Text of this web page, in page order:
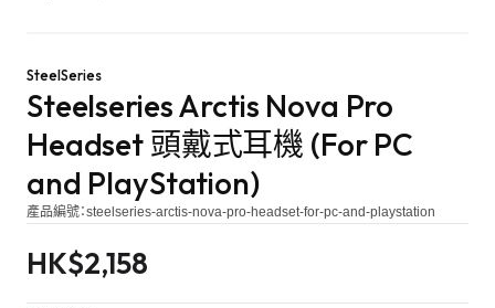
SteelSeries
Steelseries Arctis Nova Pro
Headset 頭戴式耳機 (For PC
and PlayStation)
產品編號：steelseries-arctis-nova-pro-headset-for-pc-and-playstation
HK$2,158